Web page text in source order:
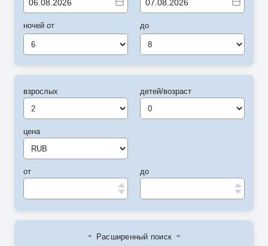
ночей от
6
до
8
взрослых
цена
от
детей/возраст
до
Расширенный поиск